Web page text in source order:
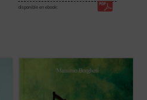
disponible en ebook:
una importancia cultural y social
impensable hace sólo unas décadas es sin
caracterizan el actual momento histórico.